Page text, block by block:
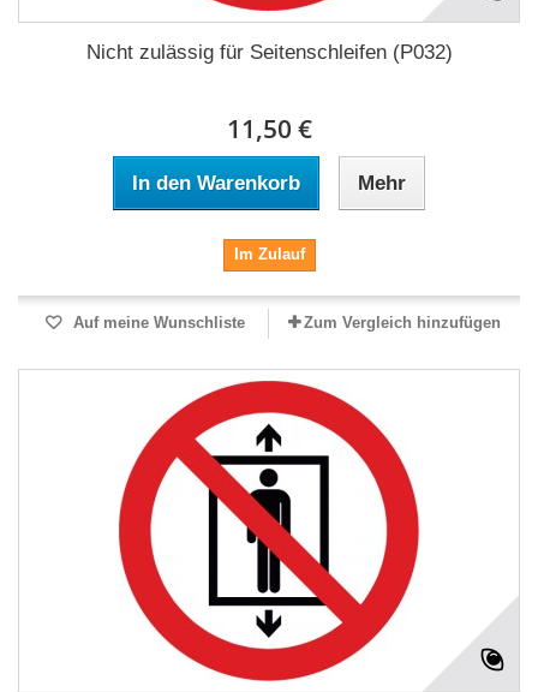
Nicht zulässig für Seitenschleifen (P032)
11,50 €
In den Warenkorb Mehr
Im Zulauf
Auf meine Wunschliste Zum Vergleich hinzufügen